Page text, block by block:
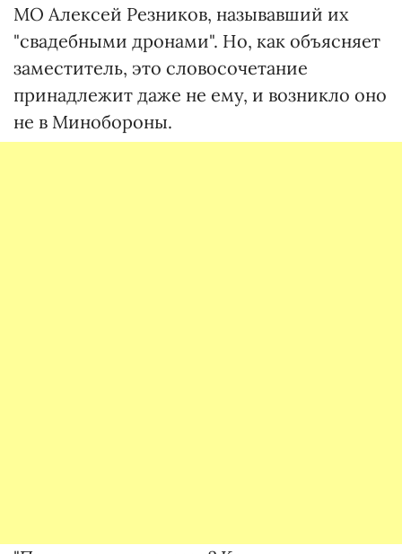
МО Алексей Резников, называвший их
"свадебными дронами". Но, как объясняет
заместитель, это словосочетание
принадлежит даже не ему, и возникло оно
не в Минобороны.